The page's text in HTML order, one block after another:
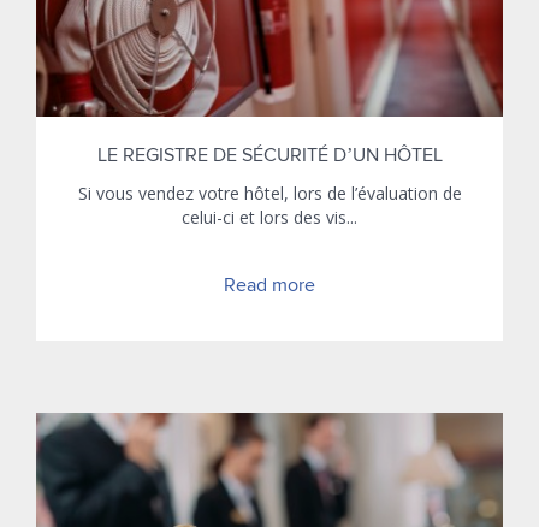
LE REGISTRE DE SÉCURITÉ D’UN HÔTEL
Si vous vendez votre hôtel, lors de l’évaluation de
celui-ci et lors des vis...
Read more